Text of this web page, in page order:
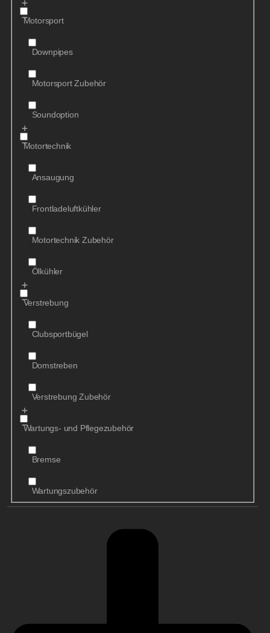
Motorsport
Downpipes
Motorsport Zubehör
Soundoption
Motortechnik
Ansaugung
Frontladeluftkühler
Motortechnik Zubehör
Ölkühler
Verstrebung
Clubsportbügel
Domstreben
Verstrebung Zubehör
Wartungs- und Pflegezubehör
Bremse
Wartungszubehör